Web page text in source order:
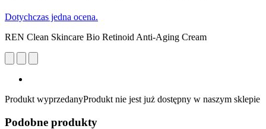
Dotychczas jedna ocena.
REN Clean Skincare Bio Retinoid Anti-Aging Cream
Produkt wyprzedanyProdukt nie jest już dostępny w naszym sklepie
Podobne produkty